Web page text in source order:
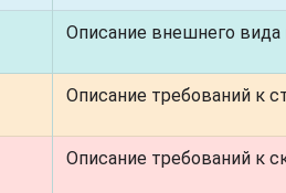
Описание внешнего вида
Описание требований к
Описание требований к